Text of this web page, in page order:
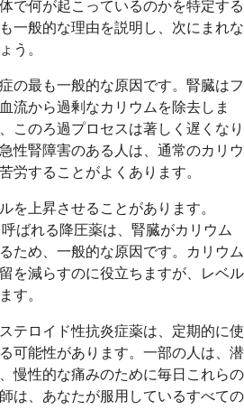
で何が起こっているのかを特定する
一般的な理由を説明し、次にまれな
う。
の最も一般的な原因です。腎臓はフ
流から過剰なカリウムを除去しま
このろ過プロセスは著しく遅くなり
性腎障害のある人は、通常のカリウ
労することがよくあります。
を上昇させることがあります。
ばれる降圧薬は、腎臓がカリウム
ため、一般的な原因です。カリウム
を減らすのに役立ちますが、レベル
す。
テロイド性抗炎症薬は、定期的に使
可能性があります。一部の人は、潜
慢性的な痛みのために毎日これらの
は、あなたが服用しているすべての